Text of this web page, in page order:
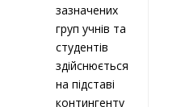
зазначених
груп учнів та
студентів
здійснюється
на підставі
контингенту